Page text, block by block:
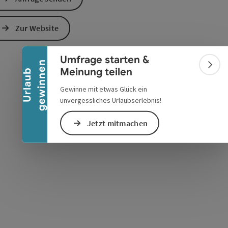
U
r
l
a
u
b
g
e
w
i
n
n
en
Banner einklappen
Umfrage starten &
Meinung teilen
Gewinne mit etwas Glück ein
unvergessliches Urlaubserlebnis!
Jetzt mitmachen
öffnenöffnen
Zur Website